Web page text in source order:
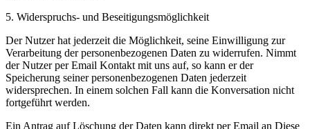
5. Widerspruchs- und Beseitigungsmöglichkeit
Der Nutzer hat jederzeit die Möglichkeit, seine Einwilligung zur
Verarbeitung der personenbezogenen Daten zu widerrufen. Nimmt
der Nutzer per Email Kontakt mit uns auf, so kann er der
Speicherung seiner personenbezogenen Daten jederzeit
widersprechen. In einem solchen Fall kann die Konversation nicht
fortgeführt werden.
Ein Antrag auf Löschung der Daten kann direkt per Email an Diese